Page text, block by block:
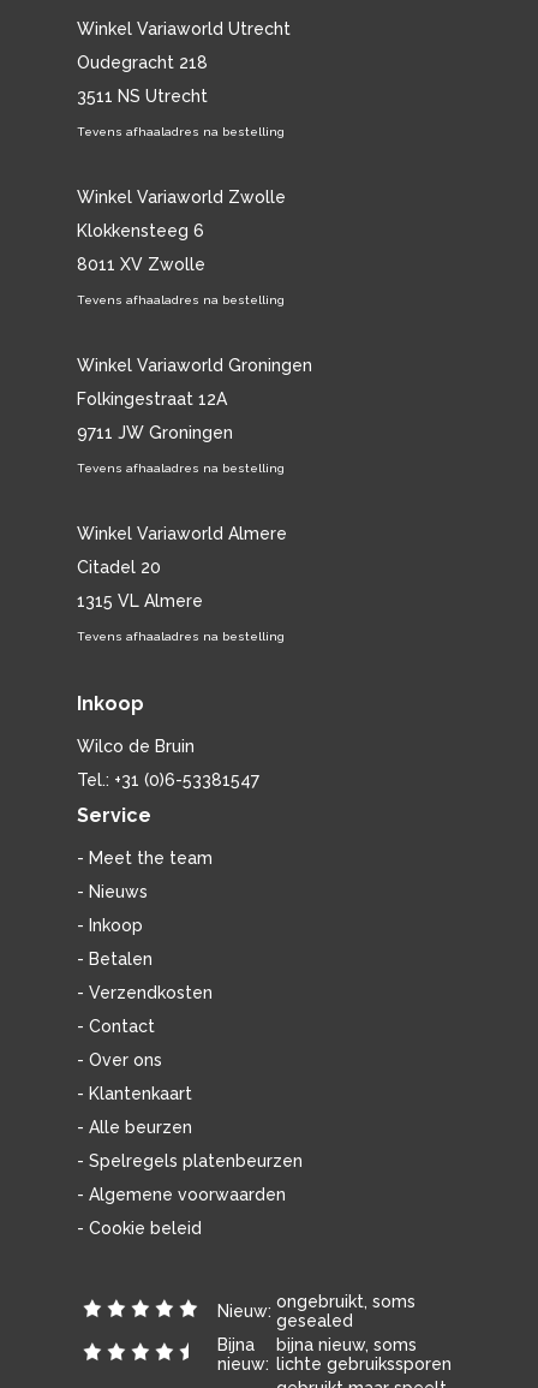
Winkel Variaworld Utrecht
Oudegracht 218
3511 NS Utrecht
Tevens afhaaladres na bestelling
Winkel Variaworld Zwolle
Klokkensteeg 6
8011 XV Zwolle
Tevens afhaaladres na bestelling
Winkel Variaworld Groningen
Folkingestraat 12A
9711 JW Groningen
Tevens afhaaladres na bestelling
Winkel Variaworld Almere
Citadel 20
1315 VL Almere
Tevens afhaaladres na bestelling
Inkoop
Wilco de Bruin
Tel.: +31 (0)6-53381547
Service
- Meet the team
- Nieuws
- Inkoop
- Betalen
- Verzendkosten
- Contact
- Over ons
- Klantenkaart
- Alle beurzen
- Spelregels platenbeurzen
- Algemene voorwaarden
- Cookie beleid
Nieuw: ongebruikt, soms
gesealed
Bijna
nieuw:
bijna nieuw, soms
lichte gebruikssporen